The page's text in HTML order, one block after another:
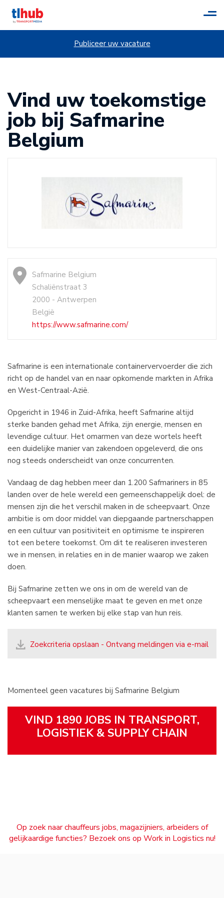
Publiceer uw vacature
Vind uw toekomstige
job bij Safmarine
Belgium
Safmarine Belgium
Schaliënstraat 3
2000 - Antwerpen
België
https://www.safmarine.com/
Safmarine is een internationale containervervoerder die zich
richt op de handel van en naar opkomende markten in Afrika
en West-Centraal-Azië.
Opgericht in 1946 in Zuid-Afrika, heeft Safmarine altijd
sterke banden gehad met Afrika, zijn energie, mensen en
levendige cultuur. Het omarmen van deze wortels heeft
een duidelijke manier van zakendoen opgeleverd, die ons
nog steeds onderscheidt van onze concurrenten.
Vandaag de dag hebben meer dan 1.200 Safmariners in 85
landen over de hele wereld een gemeenschappelijk doel: de
mensen zijn die het verschil maken in de scheepvaart. Onze
ambitie is om door middel van diepgaande partnerschappen
en een cultuur van positiviteit en optimisme te inspireren
tot een betere toekomst. Om dit te realiseren investeren
we in mensen, in relaties en in de manier waarop we zaken
doen.
Bij Safmarine zetten we ons in om de wereld van de
scheepvaart een menselijke maat te geven en met onze
klanten samen te werken bij elke stap van hun reis.
Zoekcriteria opslaan - Ontvang meldingen via e-mail
Momenteel geen vacatures bij Safmarine Belgium
VIND 1890 JOBS IN TRANSPORT,
LOGISTIEK & SUPPLY CHAIN
Op zoek naar chauffeurs jobs, magazijniers, arbeiders of
gelijkaardige functies? Bezoek ons op Work in Logistics nu!